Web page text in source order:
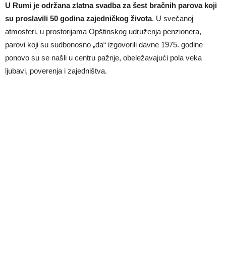
U Rumi je održana zlatna svadba za šest bračnih parova koji
su proslavili 50 godina zajedničkog života. U svečanoj
atmosferi, u prostorijama Opštinskog udruženja penzionera,
parovi koji su sudbonosno „da“ izgovorili davne 1975. godine
ponovo su se našli u centru pažnje, obeležavajući pola veka
ljubavi, poverenja i zajedništva.